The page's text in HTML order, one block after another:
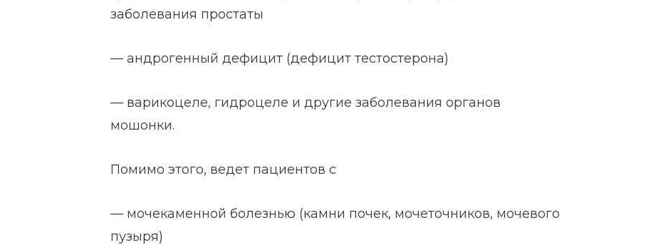
заболевания простаты
— андрогенный дефицит (дефицит тестостерона)
— варикоцеле, гидроцеле и другие заболевания органов
мошонки.
Помимо этого, ведет пациентов с
— мочекаменной болезнью (камни почек, мочеточников, мочевого
пузыря)